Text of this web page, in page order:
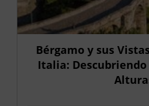
Bérgamo y sus
Italia: Descubriendo